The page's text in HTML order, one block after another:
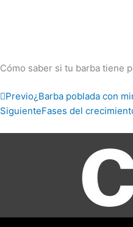
Cómo saber si tu barba tiene
Prev
Previo¿Barba poblada con
SiguienteFases del